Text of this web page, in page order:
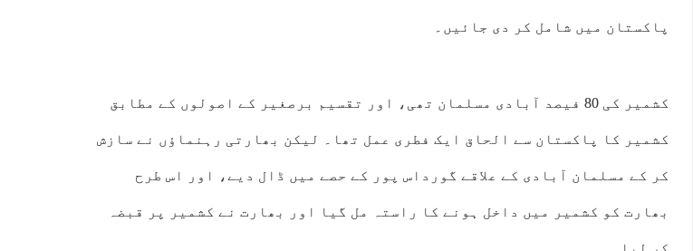
پاکستان میں شامل کر دی جائیں۔
کشمیر کی 80 فیصد آبادی مسلمان تھی، اور تقسیم برصغیر کے اصولوں کے مطابق
کشمیر کا پاکستان سے الحاق ایک فطری عمل تھا۔ لیکن بھارتی رہنماؤں نے سازش
کر کے مسلمان آبادی کے علاقے گورداس پور کے حصے میں ڈال دیے، اور اس طرح
بھارت کو کشمیر میں داخل ہونے کا راستہ مل گیا اور بھارت نے کشمیر پر قبضہ
کر لیا۔